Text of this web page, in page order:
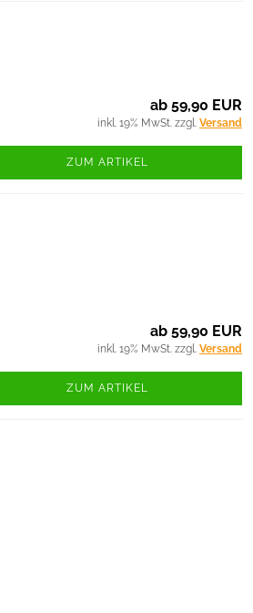
ab 59,90 EUR
inkl. 19% MwSt. zzgl. Versand
ZUM ARTIKEL
ab 59,90 EUR
inkl. 19% MwSt. zzgl. Versand
ZUM ARTIKEL